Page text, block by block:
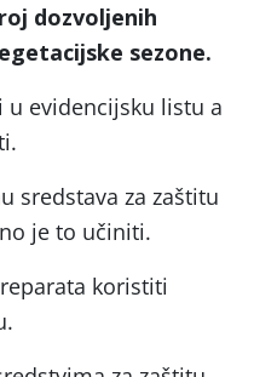
dozvoljenih
sezone.
evidencijsku listu a
sredstava za zaštitu
je to učiniti.
koristiti